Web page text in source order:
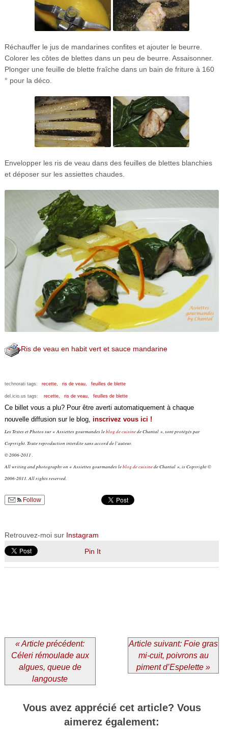
Réchauffer le jus de mandarines confites et ajouter le beurre.
Colorer les côtes de blettes dans un peu de beurre. Assaisonner.
Plonger une feuille de blette fraîche dans un bain de friture à 160
° pour la déco.
Envelopper les ris de veau dans des feuilles de blettes blanchies
et déposer sur les assiettes chaudes.
Ris de veau en habit vert et sauce mandarine
technorati tags: recette, ris de veau, feuilles de blette
del.icio.us tags: recette, ris de veau, feuilles de blette
Ce billet vous a plu? Pour être averti automatiquement à chaque
nouvelle diffusion sur le blog, inscrivez vous ici !
Les Textes et Photos sur « Assiettes gourmandes leblog de cuisinede Chantal », sont protégés par
Copyright. Toute reproduction interdite sans accord de l’auteur.
© 2006-2011 .
All writing and photography on « Assiettes gourmandes leblog de cuisinede Chantal », is Copyright ©
2006-2011. All rights reserved.
Follow
Retrouvez-moi sur Instagram
Pin It
« Article précédent:
Céleri rémoulade aux
algues, queue de
langouste
Article suivant: Foie gras
mi-cuit, poivrons au
piment d’Espelette »
Vous avez apprécié cet article? Vous
aimerez également: